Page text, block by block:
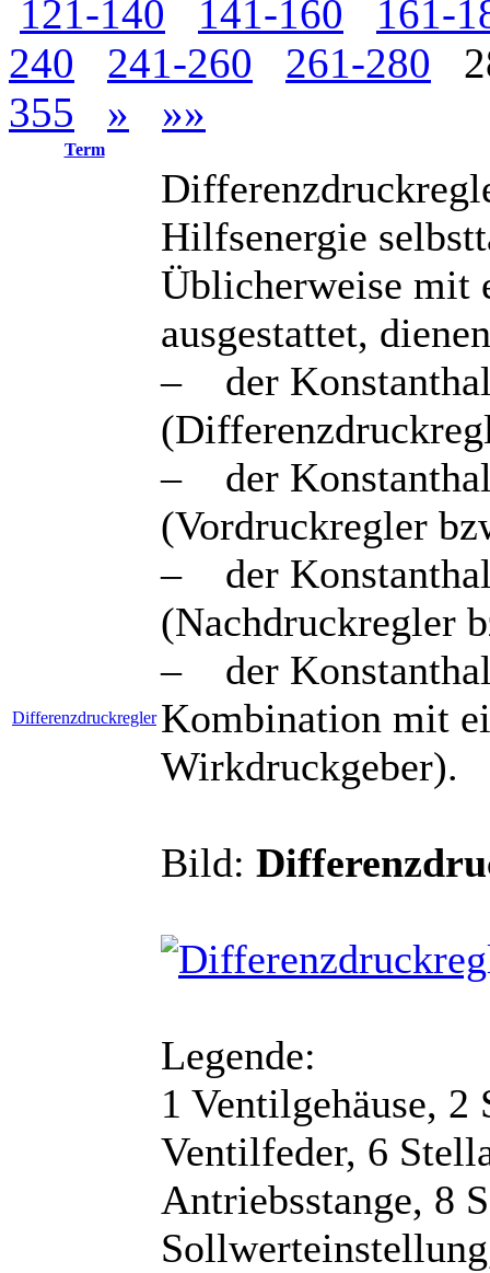
121-140 141-160
161-
240
241-260 261-280
355
» »»
Term
Differenzdruckregler
Hilfsenergie
Üblicherweise mit
ausgestattet,
– der
– der
(Vordruckregler
– der
(Nachdruckregler
– der
Kombination mit
Wirkdruckgeber).
Bild:
Legende:
1 Ventilgehäuse,
Ventilfeder, 6
Antriebsstange, 8